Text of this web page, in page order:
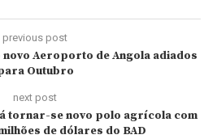
previous post
Aeroporto de Angola adiados
Outubro
next post
tornar-se novo polo agrícola com
de dólares do BAD